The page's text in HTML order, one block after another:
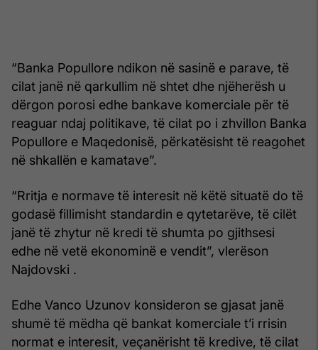
“Banka Popullore ndikon në sasinë e parave, të
cilat janë në qarkullim në shtet dhe njëherësh u
dërgon porosi edhe bankave komerciale për të
reaguar ndaj politikave, të cilat po i zhvillon Banka
Popullore e Maqedonisë, përkatësisht të reagohet
në shkallën e kamatave”.
“Rritja e normave të interesit në këtë situatë do të
godasë fillimisht standardin e qytetarëve, të cilët
janë të zhytur në kredi të shumta po gjithsesi
edhe në vetë ekonominë e vendit”, vlerëson
Najdovski .
Edhe Vanco Uzunov konsideron se gjasat janë
shumë të mëdha që bankat komerciale t’i rrisin
normat e interesit, veçanërisht të kredive, të cilat